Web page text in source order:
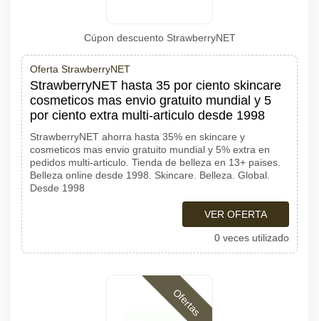
Cúpon descuento StrawberryNET
Oferta StrawberryNET
StrawberryNET hasta 35 por ciento skincare
cosmeticos mas envio gratuito mundial y 5
por ciento extra multi-articulo desde 1998
StrawberryNET ahorra hasta 35% en skincare y
cosmeticos mas envio gratuito mundial y 5% extra en
pedidos multi-articulo. Tienda de belleza en 13+ paises.
Belleza online desde 1998. Skincare. Belleza. Global.
Desde 1998
VER OFERTA
0 veces utilizado
Ofertas